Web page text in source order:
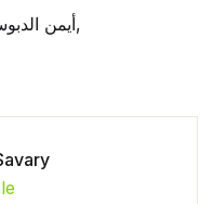
أيمن الدبوسي,